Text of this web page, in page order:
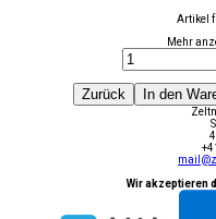
Artikel
Mehr
Zurück In den
Wir akzeptieren